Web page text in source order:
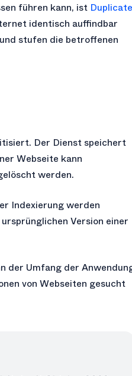
führen kann, ist Duplicate
identisch auffindbar
stufen die betroffenen
Der Dienst speichert
Webseite kann
werden.
Indexierung werden
Version einer
der Umfang der
von Webseiten gesucht